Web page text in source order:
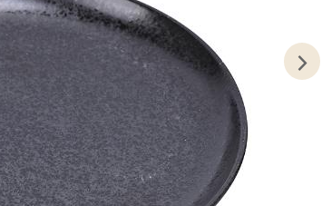
markensgate 25B, 4611 Kristiansand
Åpent i dag 09-18
0 i butikk
- Linderud
Mogensøns vei 38, 0594 Oslo
i dag 10-21